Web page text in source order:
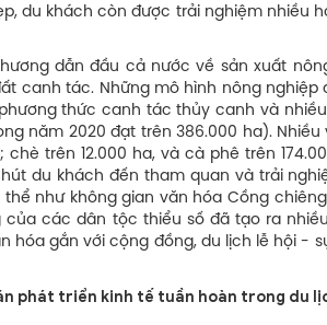
du khách còn được trải nghiệm nhiều
dẫn đầu cả nước về sản xuất
canh tác. Những mô hình nông
thức canh tác thủy canh và
năm 2020 đạt trên 386.000 ha).
chè trên 12.000 ha, và cà phê trên
du khách đến tham quan và trải
như không gian văn hóa Cồng
của các dân tộc thiểu số đã tạo ra
hóa gắn với cộng đồng, du lịch lễ hội -
phát triển kinh tế tuần hoàn trong du